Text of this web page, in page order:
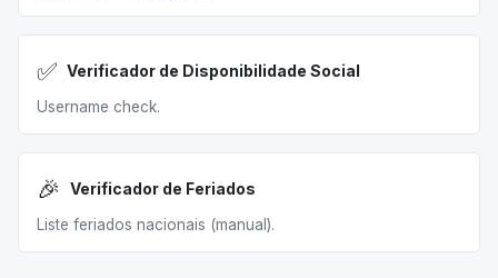
✅ Verificador de Disponibilidade Social
Username check.
🎉 Verificador de Feriados
Liste feriados nacionais (manual).